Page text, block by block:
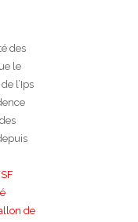
des
le
l’Ips
de